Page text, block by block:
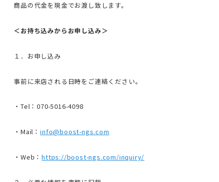
商品の代金を現金でお渡し致します。
＜お持ち込みからお申し込み＞
１．お申し込み
事前に来店される日時をご連絡ください。
・Tel：070-5016-4098
・Mail：info@boost-ngs.com
・Web：https://boost-ngs.com/inquiry/